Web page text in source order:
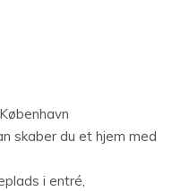
skaber du et hjem med
i entré,